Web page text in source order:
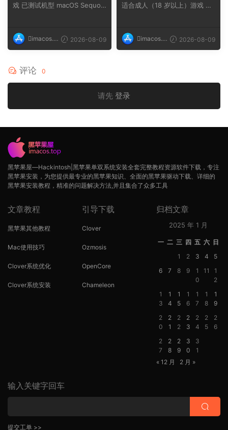
戏 已测试机型 macOS Sequoi
imacos.t
op
2026-08-09
适合成人（18 岁以上）游戏 已
imacos.t
op
2026-08-09
评论 0
请先 登录
黑苹果屋—Hackintosh|黑苹果单双系统安装全套完整教程资源软件下载，专注
黑苹果安装，为您提供最专业的黑苹果知识、全面的黑苹果驱动下载、详细的
黑苹果安装教程，精准的问题解决方法,并且集合了众多工具
文章教程
黑苹果其他教程
Mac使用技巧
Clover系统优化
Clover系统安装
引导下载
Clover
Ozmosis
OpenCore
Chameleon
归档文章
2025 年 1 月
一 二 三 四 五 六 日
1
2 3 4
5
6
7 8 9
1
0
11
1
2
1
3
1
4
1
5
1
6
1
7
1
8
1
9
2
0
2
1
2
2
2
3
2
4
2
5
2
6
2
7
2
8
2
9
3
0
3
1
« 12 月
2 月 »
输入关键字回车
提交工单 >>